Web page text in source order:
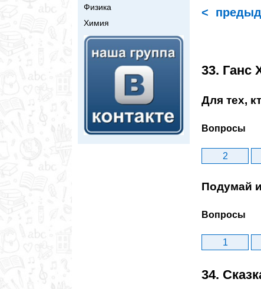
Физика
Химия
<
33. Ганс
Для тех,
Вопросы
2
Подумай
Вопросы
1
34.